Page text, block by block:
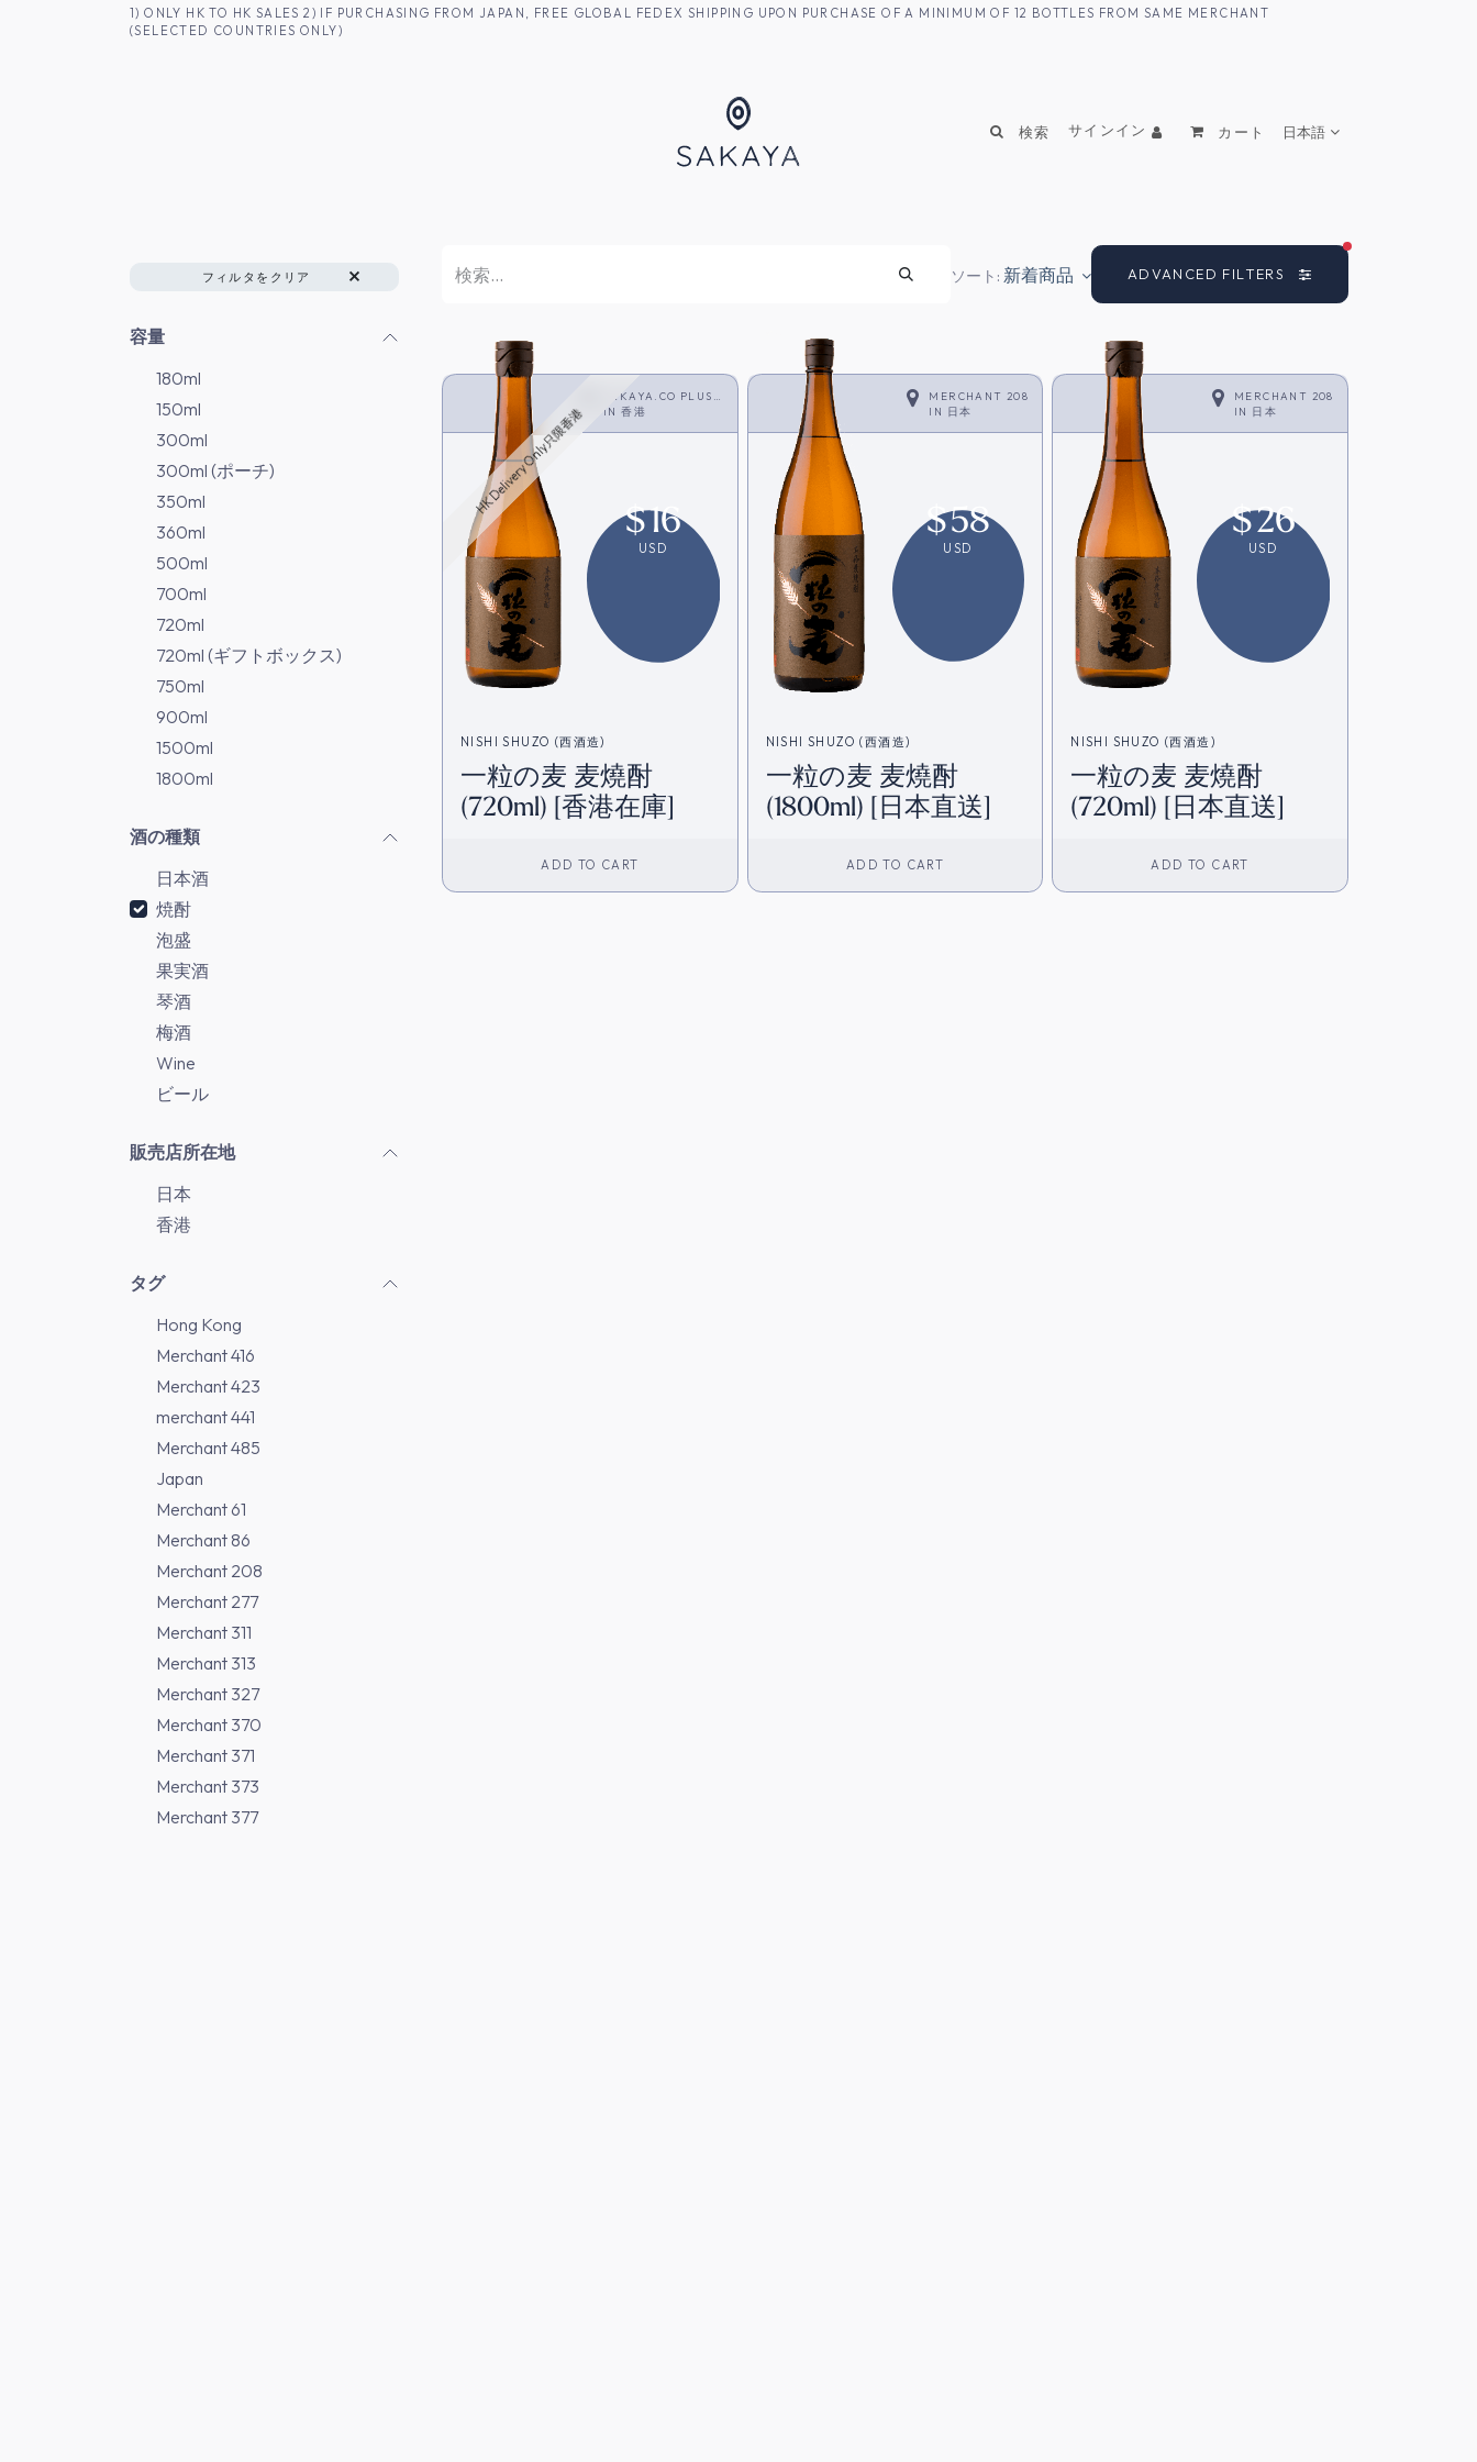
コンテンツへスキップ1) ONLY HK TO HK SALES 2) IF PURCHASING FROM JAPAN, FREE GLOBAL FEDEX SHIPPING UPON PURCHASE OF A MINIMUM OF 12 BOTTLES FROM SAME MERCHANT
(SELECTED COUNTRIES ONLY)
検索 サインイン カート 日本語
フィルタをクリア
容量
180ml
150ml
300ml
300ml (ポーチ)
350ml
360ml
500ml
700ml
720ml
720ml (ギフトボックス)
750ml
900ml
1500ml
1800ml
酒の種類
日本酒
焼酎
泡盛
果実酒
琴酒
梅酒
Wine
ビール
販売店所在地
日本
香港
タグ
Hong Kong
Merchant 416
Merchant 423
merchant 441
Merchant 485
Japan
Merchant 61
Merchant 86
Merchant 208
Merchant 277
Merchant 311
Merchant 313
Merchant 327
Merchant 370
Merchant 371
Merchant 373
Merchant 377
ソート: 新着商品 ADVANCED FILTERS
FILTERS ACTIVE
SAKAYA.CO PLUS
<SHOCHU>
IN香港
HK Delivery Only只限香港
$16
USD
NISHI SHUZO (西酒造)
一粒の麦 麦燒酎
(720ml) [香港在庫]
ADD TO CART
MERCHANT 208
IN 日本
$58
USD
NISHI SHUZO (西酒造)
一粒の麦 麦燒酎
(1800ml) [日本直送]
ADD TO CART
MERCHANT 208
IN 日本
$26
USD
NISHI SHUZO (西酒造)
一粒の麦 麦燒酎
(720ml) [日本直送]
ADD TO CART